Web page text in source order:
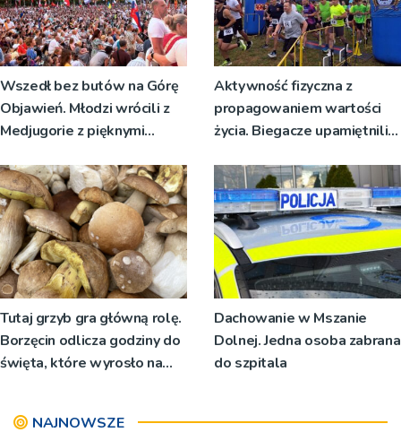
Wszedł bez butów na Górę
Objawień. Młodzi wrócili z
Medjugorie z pięknymi
Aktywność fizyczna z
propagowaniem wartości
życia. Biegacze upamiętnili
Tutaj grzyb gra główną rolę.
Borzęcin odlicza godziny do
święta, które wyrosło na
Dachowanie w Mszanie
Dolnej. Jedna osoba zabrana
do szpitala
NAJNOWSZE